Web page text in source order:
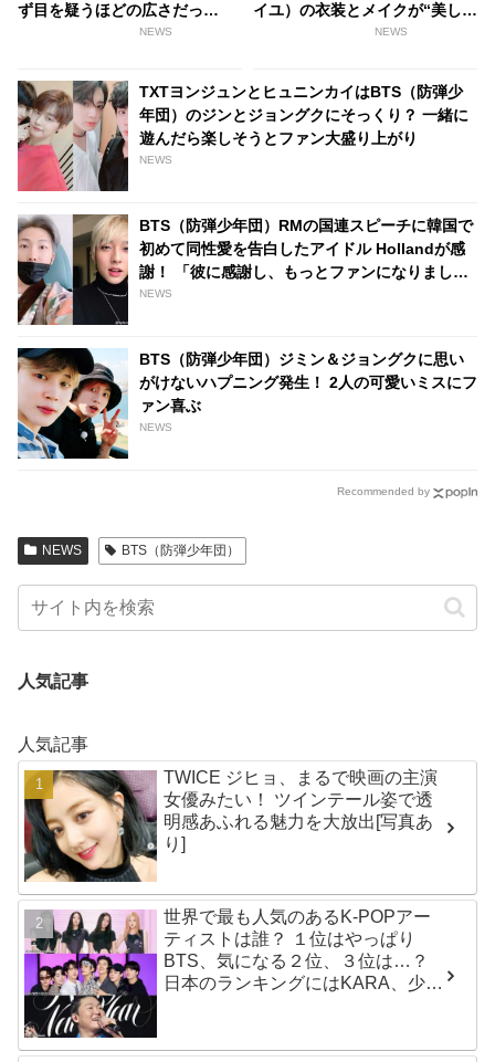
ず目を疑うほどの広さだっ
た…！ 男らしすぎる背中にファ
たい」
NEWS
イユ）の衣装とメイクが“美しす
ぎて”話題沸騰中！ たった一話
NEWS
TXTヨンジュンとヒュニンカイはBTS（防弾少
年団）のジンとジョングクにそっくり？ 一緒に
遊んだら楽しそうとファン大盛り上がり
NEWS
BTS（防弾少年団）RMの国連スピーチに韓国で
初めて同性愛を告白したアイドル Hollandが感
謝！ 「彼に感謝し、もっとファンになりまし
た」
NEWS
BTS（防弾少年団）ジミン＆ジョングクに思い
がけないハプニング発生！ 2人の可愛いミスにフ
ァン喜ぶ
NEWS
Recommended by
NEWS BTS（防弾少年団）
人気記事
人気記事
TWICE ジヒョ、まるで映画の主演
女優みたい！ ツインテール姿で透
明感あふれる魅力を大放出[写真あ
り]
世界で最も人気のあるK-POPアー
ティストは誰？ １位はやっぱり
BTS、気になる２位、３位は…？
日本のランキングにはKARA、少女